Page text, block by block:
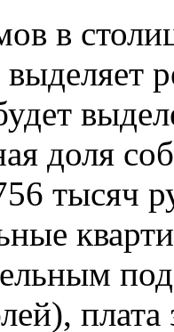
в
доля
тысяч